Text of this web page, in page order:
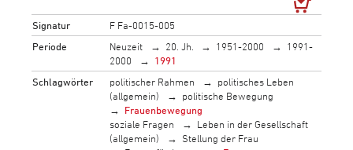
Signatur
F Fa-0015-005
Periode
Neuzeit 20. Jh. 1951-2000
1991-
2000
1991
Schlagwörter
politischer Rahmen
politisches Leben
(allgemein)
politische Bewegung
Frauenbewegung
soziale Fragen
Leben in der Gesellschaft
(allgemein)
Stellung der Frau